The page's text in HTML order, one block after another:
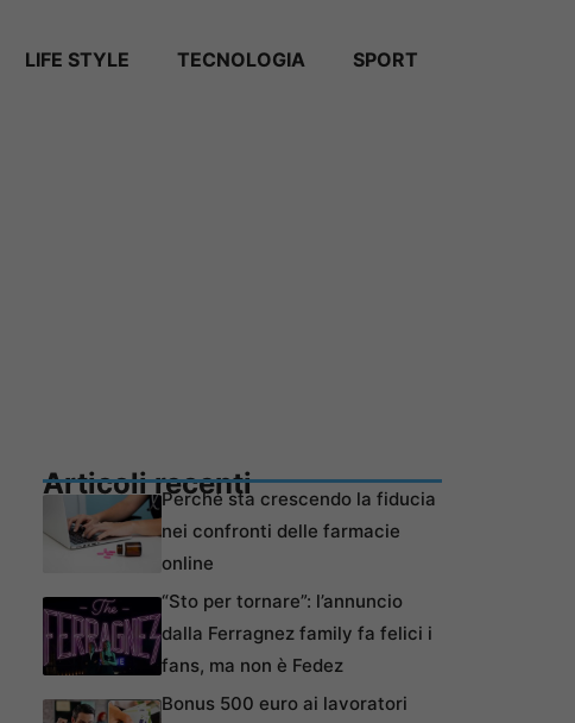
LIFE STYLE TECNOLOGIA SPORT
Articoli recentiPerché sta crescendo la fiducia
nei confronti delle farmacie
online
“Sto per tornare”: l’annuncio
dalla Ferragnez family fa felici i
fans, ma non è Fedez
Bonus 500 euro ai lavoratori